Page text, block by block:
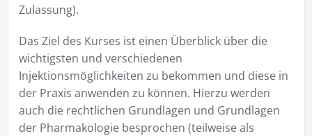
Zulassung).
Das Ziel des Kurses ist einen Überblick über die
wichtigsten und verschiedenen
Injektionsmöglichkeiten zu bekommen und diese in
der Praxis anwenden zu können. Hierzu werden
auch die rechtlichen Grundlagen und Grundlagen
der Pharmakologie besprochen (teilweise als